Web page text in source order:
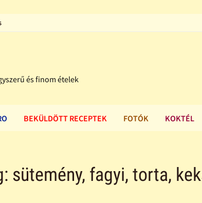
és finom ételek
BEKÜLDÖTT RECEPTEK FOTÓK KOKTÉL
sütemény, fagyi, torta,